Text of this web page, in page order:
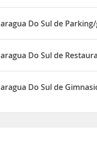
situado en RUA
Do Sul de
dispone de Parking/
Do Sul de
dispone de
Do Sul de